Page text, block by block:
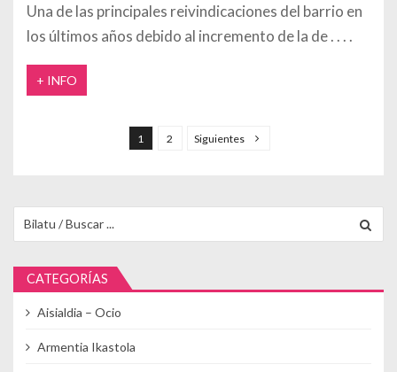
Una de las principales reivindicaciones del barrio en
los últimos años debido al incremento de la de
+ INFO
1 2 Siguientes
CATEGORÍAS
Aisialdia – Ocio
Armentia Ikastola